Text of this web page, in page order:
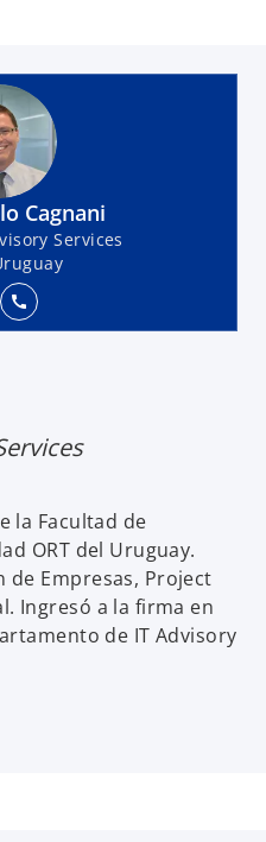
Cagnani
Services
call
la Facultad de
ORT del Uruguay.
Empresas, Project
Ingresó a la firma en
de IT Advisory